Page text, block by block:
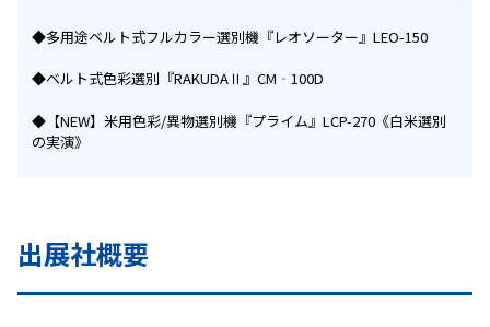
◆多用途ベルト式フルカラー選別機『レオソーター』LEO-150
◆ベルト式色彩選別『RAKUDAⅡ』CM‐100D
◆【NEW】米用色彩/異物選別機『プライム』LCP-270《白米選別
の実演》
出展社概要